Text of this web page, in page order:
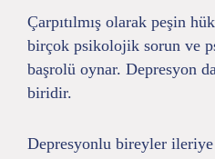
Çarpıtılmış olarak peşin
birçok psikolojik sorun ve
başrolü oynar. Depresyon
biridir.
Depresyonlu bireyler